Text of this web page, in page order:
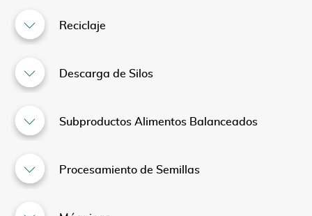
Reciclaje
Descarga de Silos
Subproductos Alimentos Balanceados
Procesamiento de Semillas